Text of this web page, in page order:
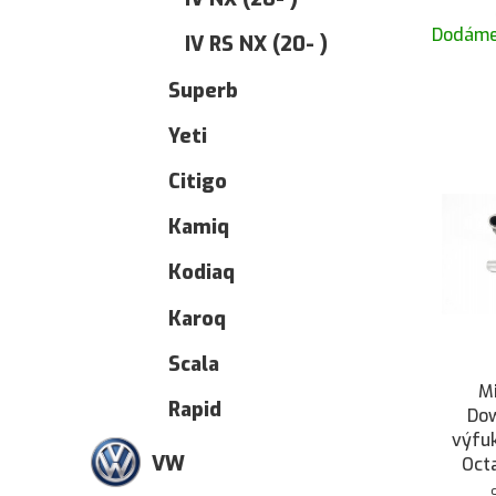
IV RS NX (20- )
Superb
Yeti
Citigo
Kamiq
Kodiaq
Karoq
Scala
Rapid
VW